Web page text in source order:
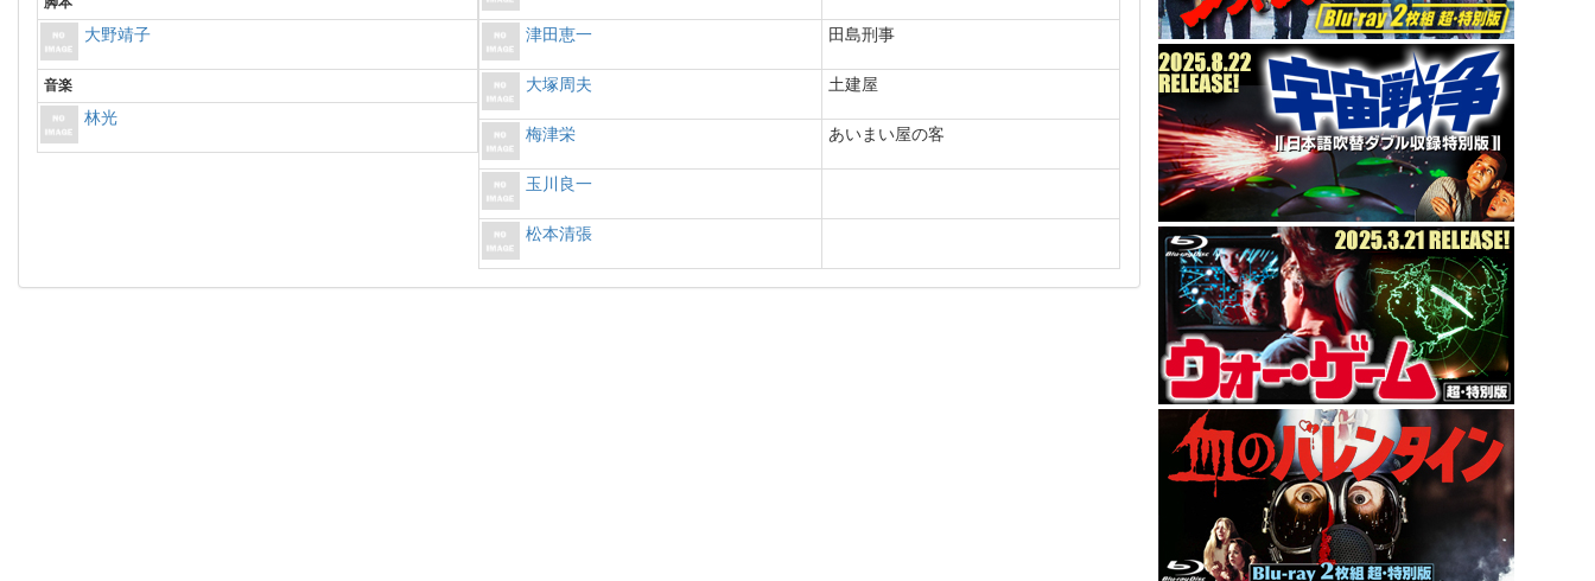
大野靖子
音楽
林光
津田恵一 田島刑事
大塚周夫 土建屋
梅津栄 あいまい屋の客
玉川良一
松本清張